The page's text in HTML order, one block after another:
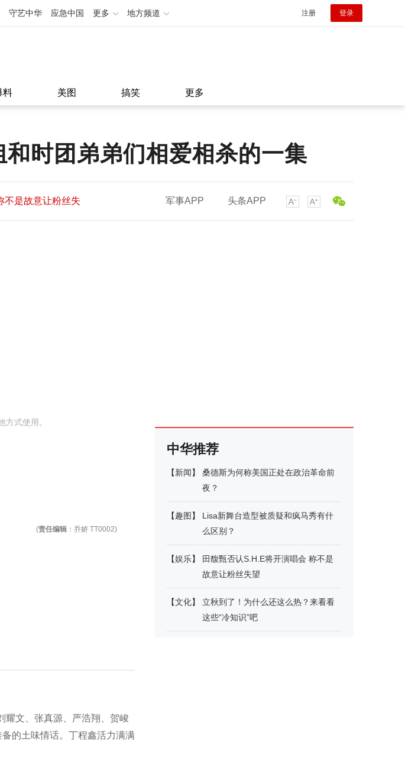
守艺中华 应急中国 更多 地方频道 注册 登录
料 美图 搞笑 更多
时团弟弟们相爱相杀的一集
不是故意让粉丝失
军事APP 头条APP
式使用。
(责任编辑 ：乔娇 TT0002)
耀文、张真源、严浩翔、贺峻
的土味情话。丁程鑫活力满满
中华推荐
【新闻】
桑德斯为何称美国正处在政治革命前
夜？
【趣图 】
Lisa新舞台造型被质疑和疯马秀有什
么区别？
【娱乐】
田馥甄否认S.H.E将开演唱会 称不是
故意让粉丝失望
【文化】
立秋到了！为什么还这么热？来看看
这些“冷知识”吧